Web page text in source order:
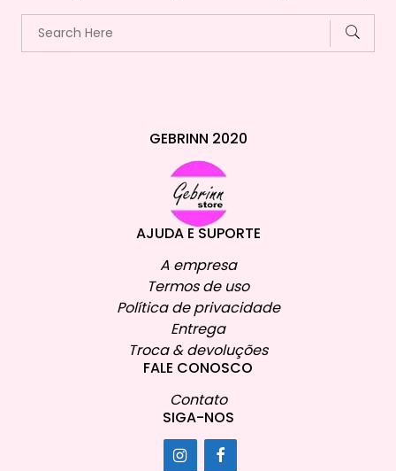
GEBRINN 2020
AJUDA E SUPORTE
A empresa
Termos de uso
Política de privacidade
Entrega
Troca & devoluções
FALE CONOSCO
Contato
SIGA-NOS